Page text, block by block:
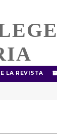
LA REVISTA